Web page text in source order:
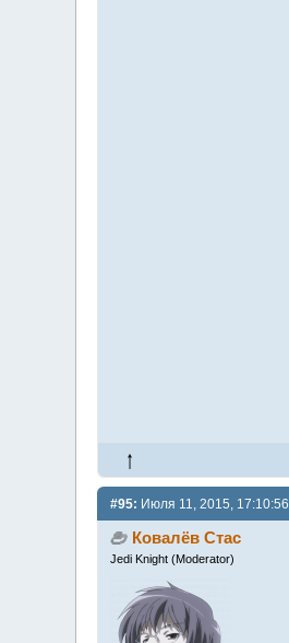
#95: Июля 11, 2015, 17:10:56
Ковалёв Стас
Jedi Knight (Moderator)